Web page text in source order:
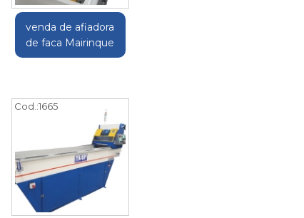
venda de afiadora
de faca Mairinque
Cod.:1665